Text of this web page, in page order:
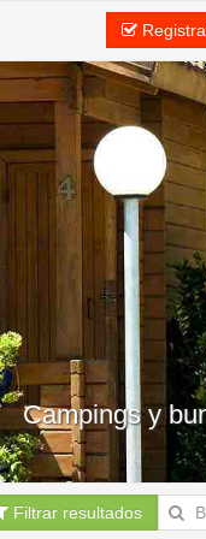
Campings y
Filtrar resultados